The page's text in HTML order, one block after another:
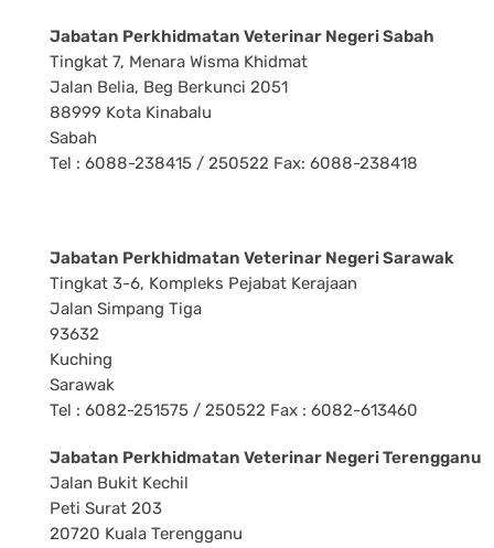
Jabatan Perkhidmatan Veterinar Negeri Sabah
Tingkat 7, Menara Wisma Khidmat
Jalan Belia, Beg Berkunci 2051
88999 Kota Kinabalu
Sabah
Tel : 6088-238415 / 250522 Fax: 6088-238418
Jabatan Perkhidmatan Veterinar Negeri Sarawak
Tingkat 3-6, Kompleks Pejabat Kerajaan
Jalan Simpang Tiga
93632
Kuching
Sarawak
Tel : 6082-251575 / 250522 Fax : 6082-613460
Jabatan Perkhidmatan Veterinar Negeri Terengganu
Jalan Bukit Kechil
Peti Surat 203
20720 Kuala Terengganu